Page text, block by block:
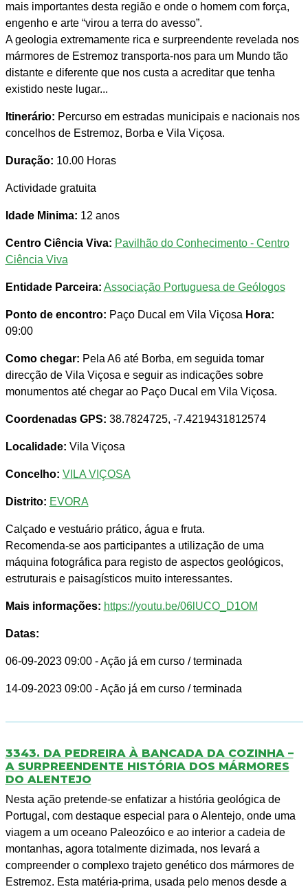
mais importantes desta região e onde o homem com força,
engenho e arte “virou a terra do avesso”.
A geologia extremamente rica e surpreendente revelada nos
mármores de Estremoz transporta-nos para um Mundo tão
distante e diferente que nos custa a acreditar que tenha
existido neste lugar...
Itinerário: Percurso em estradas municipais e nacionais nos
concelhos de Estremoz, Borba e Vila Viçosa.
Duração: 10.00 Horas
Actividade gratuita
Idade Minima: 12 anos
Centro Ciência Viva: Pavilhão do Conhecimento - Centro
Ciência Viva
Entidade Parceira: Associação Portuguesa de Geólogos
Ponto de encontro: Paço Ducal em Vila Viçosa Hora:
09:00
Como chegar: Pela A6 até Borba, em seguida tomar
direcção de Vila Viçosa e seguir as indicações sobre
monumentos até chegar ao Paço Ducal em Vila Viçosa.
Coordenadas GPS: 38.7824725, -7.4219431812574
Localidade: Vila Viçosa
Concelho: VILA VIÇOSA
Distrito: EVORA
Calçado e vestuário prático, água e fruta.
Recomenda-se aos participantes a utilização de uma
máquina fotográfica para registo de aspectos geológicos,
estruturais e paisagísticos muito interessantes.
Mais informações: https://youtu.be/06lUCO_D1OM
Datas:
06-09-2023 09:00 - Ação já em curso / terminada
14-09-2023 09:00 - Ação já em curso / terminada
3343. DA PEDREIRA À BANCADA DA COZINHA –
A SURPREENDENTE HISTÓRIA DOS MÁRMORES
DO ALENTEJO
Nesta ação pretende-se enfatizar a história geológica de
Portugal, com destaque especial para o Alentejo, onde uma
viagem a um oceano Paleozóico e ao interior a cadeia de
montanhas, agora totalmente dizimada, nos levará a
compreender o complexo trajeto genético dos mármores de
Estremoz. Esta matéria-prima, usada pelo menos desde a